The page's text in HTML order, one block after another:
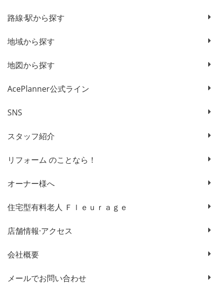
路線·駅から探す
地域から探す
地図から探す
AcePlanner公式ライン
SNS
スタッフ紹介
リフォーム のことなら！
オーナー様へ
住宅型有料老人 Ｆｌｅｕｒａｇｅ
店舗情報·アクセス
会社概要
メールでお問い合わせ